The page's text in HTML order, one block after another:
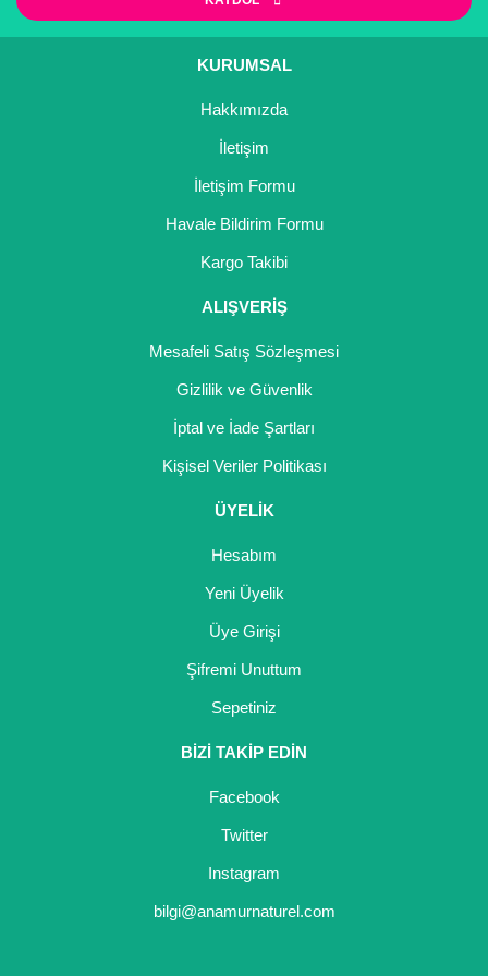
KURUMSAL
Hakkımızda
İletişim
İletişim Formu
Havale Bildirim Formu
Kargo Takibi
ALIŞVERİŞ
Mesafeli Satış Sözleşmesi
Gizlilik ve Güvenlik
İptal ve İade Şartları
Kişisel Veriler Politikası
ÜYELİK
Hesabım
Yeni Üyelik
Üye Girişi
Şifremi Unuttum
Sepetiniz
BİZİ TAKİP EDİN
Facebook
Twitter
Instagram
bilgi@anamurnaturel.com